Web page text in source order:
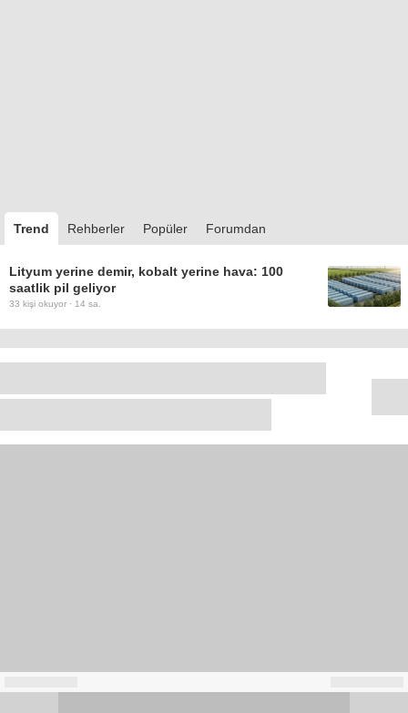
Trend Rehberler Popüler Forumdan
Lityum yerine demir, kobalt yerine hava: 100
saatlik pil geliyor
33 kişi okuyor · 14 sa.